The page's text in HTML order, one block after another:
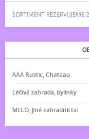
SORTIMENT
AAA Rustic, Chateau
Léčivá zahrada, bylinky
MELO, jiné zahradnictví